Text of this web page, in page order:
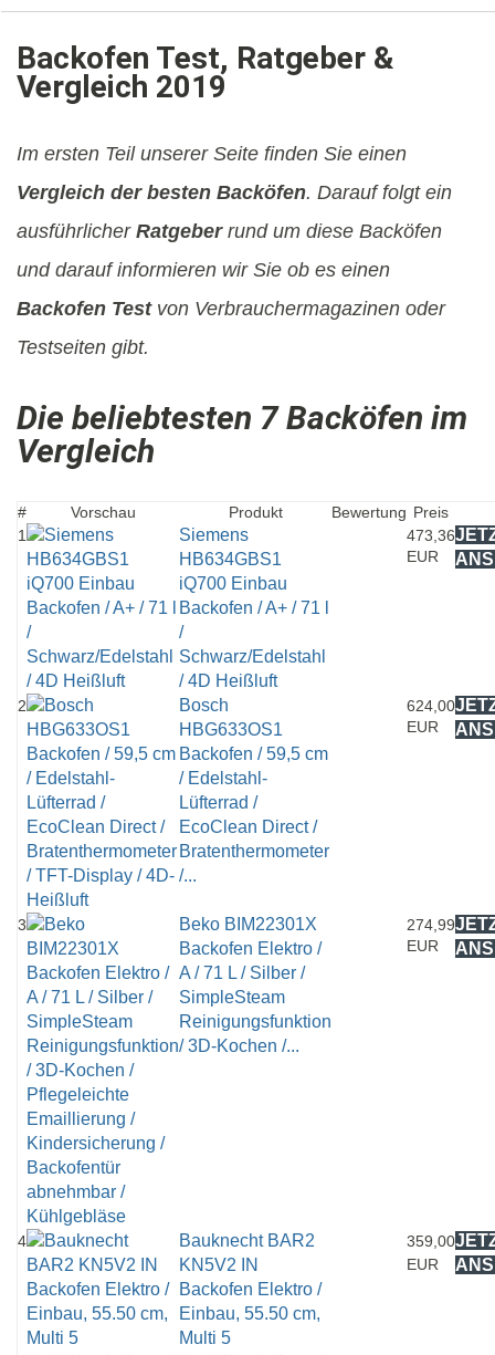
Backofen Test, Ratgeber &
Vergleich 2019
Im ersten Teil unserer Seite finden Sie einen
Vergleich der besten Backöfen. Darauf folgt ein
ausführlicher Ratgeberrund um diese Backöfen
und darauf informieren wir Sie ob es einen
Backofen Testvon Verbrauchermagazinen oder
Testseiten gibt.
Die beliebtesten 7 Backöfen im
Vergleich
# Vorschau Produkt Bewertung Preis
1
Siemens
HB634GBS1
iQ700 Einbau
Backofen / A+ / 71 l
/
Schwarz/Edelstahl
/ 4D Heißluft
473,36
EUR
2
Bosch
HBG633OS1
Backofen / 59,5 cm
/ Edelstahl-
Lüfterrad /
EcoClean Direct /
Bratenthermometer
/...
624,00
EUR
3
Beko BIM22301X
Backofen Elektro /
A / 71 L / Silber /
SimpleSteam
Reinigungsfunktion
/ 3D-Kochen /...
274,99
EUR
4
Bauknecht BAR2
KN5V2 IN
Backofen Elektro /
Einbau, 55.50 cm,
Multi 5
359,00
EUR